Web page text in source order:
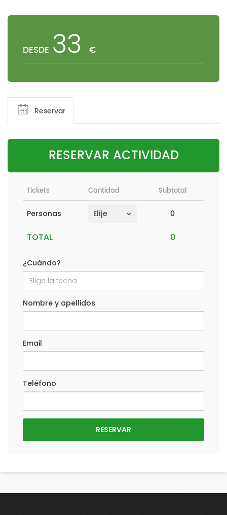
DESDE 33 €
Reservar
RESERVAR ACTIVIDAD
Tickets Cantidad Subtotal
TOTAL
Personas 0
¿Cuándo?
Nombre y apellidos
Email
Teléfono